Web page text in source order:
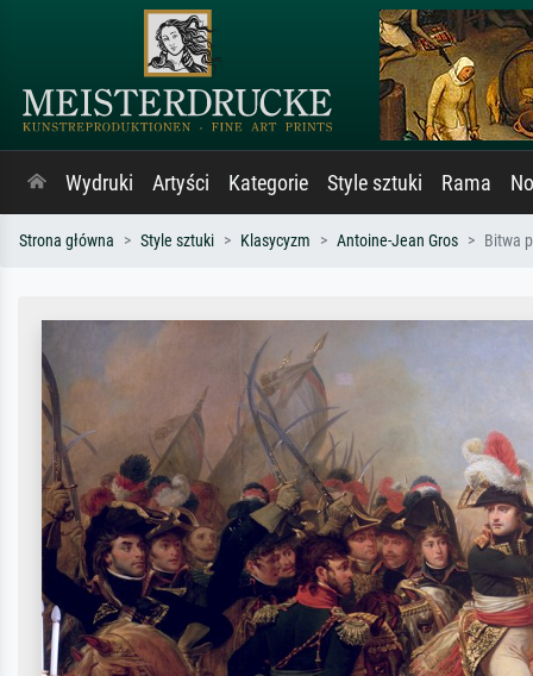
Wydruki Artyści Kategorie Style sztuki Rama
Strona główna Style sztuki Klasycyzm Antoine-Jean Gros Bitwa